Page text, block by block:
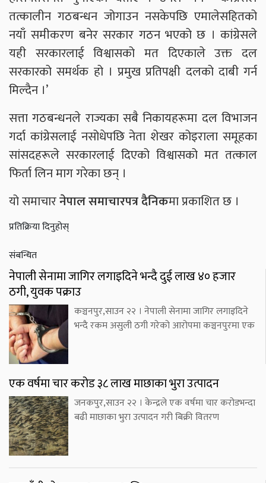
तत्कालीन गठबन्धन जोगाउन नसकेपछि एमालेसहितको
नयाँ समीकरण बनेर सरकार गठन भएको छ । कांग्रेसले
यही सरकारलाई विश्वासको मत दिएकाले उक्त दल
सरकारको समर्थक हो । प्रमुख प्रतिपक्षी दलको दाबी गर्न
मिल्दैन ।’
सत्ता गठबन्धनले राज्यका सबै निकायहरूमा दल विभाजन
गर्दा कांग्रेसलाई नसोधेपछि नेता शेखर कोइराला समूहका
सांसदहरूले सरकारलाई दिएको विश्वासको मत तत्काल
फिर्ता लिन माग गरेका छन् ।
यो समाचारनेपाल समाचारपत्र दैनिकमा प्रकाशित छ ।
प्रतिक्रिया दिनुहोस्
संबन्धित
नेपाली सेनामा जागिर लगाइदिने भन्दै दुई लाख ४० हजार
ठगी, युवक पक्राउ
कञ्चनपुर,साउन २२ । नेपाली सेनामा जागिर लगाइदिने
भन्दै रकम असुली ठगी गरेको आरोपमा कञ्चनपुरमा एक
एक वर्षमा चार करोड ३८ लाख माछाका भुरा उत्पादन
जनकपुर,साउन २२ । केन्द्रले एक वर्षमा चार करोडभन्दा
बढी माछाका भुरा उत्पादन गरी बिक्री वितरण